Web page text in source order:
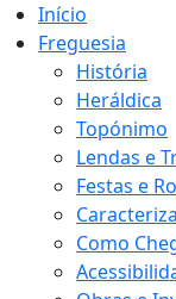
Início
Freguesia
História
Heráldica
Topónimo
Lendas e
Festas e
Como